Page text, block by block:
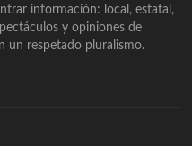
información: local, estatal,
y opiniones de
un respetado pluralismo.